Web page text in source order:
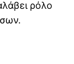
ρόλο